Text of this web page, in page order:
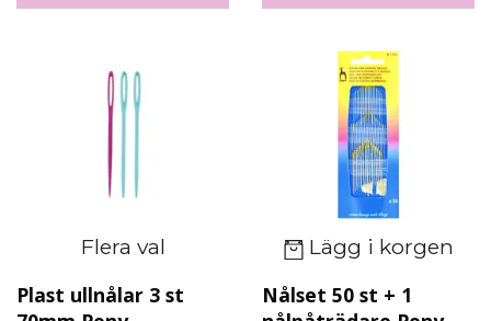
Flera val
Plast ullnålar 3 st
Lägg i korgen
Nålset 50 st + 1